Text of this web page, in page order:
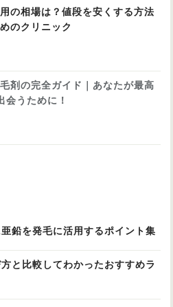
の相場は？値段を安くする方法
のクリニック
剤の完全ガイド｜あなたが最高
会うために！
鉛を発毛に活用するポイント集
と比較してわかったおすすめラ